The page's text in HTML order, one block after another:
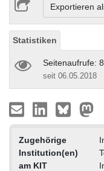
Exportieren
Statistiken
Seitenaufrufe:
seit 06.05.2018
Zugehörige
Institution(en)
am KIT